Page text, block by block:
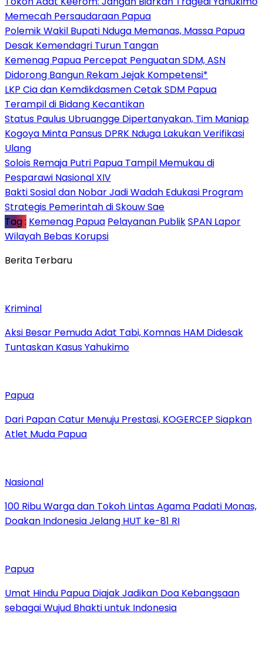
Memecah Persaudaraan Papua
Polemik Wakil Bupati Nduga Memanas, Massa Papua
Desak Kemendagri Turun Tangan
Kemenag Papua Percepat Penguatan SDM, ASN
Didorong Bangun Rekam Jejak Kompetensi*
LKP Cia dan Kemdikdasmen Cetak SDM Papua
Terampil di Bidang Kecantikan
Status Paulus Ubruangge Dipertanyakan, Tim Maniap
Kogoya Minta Pansus DPRK Nduga Lakukan Verifikasi
Ulang
Solois Remaja Putri Papua Tampil Memukau di
Pesparawi Nasional XIV
Bakti Sosial dan Nobar Jadi Wadah Edukasi Program
Strategis Pemerintah di Skouw Sae
Tag : Kemenag Papua Pelayanan PublikSPAN Lapor
Wilayah Bebas Korupsi
Berita Terbaru
Kriminal
Aksi Besar Pemuda Adat Tabi, Komnas HAM Didesak
Tuntaskan Kasus Yahukimo
Papua
Dari Papan Catur Menuju Prestasi, KOGERCEP Siapkan
Atlet Muda Papua
Nasional
100 Ribu Warga dan Tokoh Lintas Agama Padati Monas,
Doakan Indonesia Jelang HUT ke-81 RI
Papua
Umat Hindu Papua Diajak Jadikan Doa Kebangsaan
sebagai Wujud Bhakti untuk Indonesia